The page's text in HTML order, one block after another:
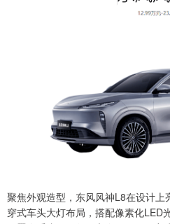
聚焦外观造型，东风风神L8在设计
穿式车头大灯布局，搭配像素化LED